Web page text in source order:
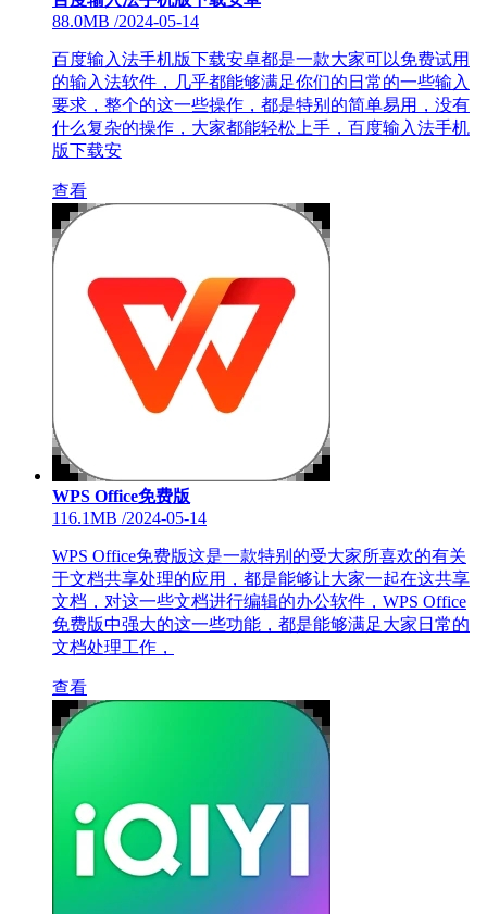
88.0MB /2024-05-14
百度输入法手机版下载安卓都是一款大家可以免费试用
的输入法软件，几乎都能够满足你们的日常的一些输入
要求，整个的这一些操作，都是特别的简单易用，没有
什么复杂的操作，大家都能轻松上手，百度输入法手机
版下载安
查看
WPS Office免费版
116.1MB /2024-05-14
WPS Office免费版这是一款特别的受大家所喜欢的有关
于文档共享处理的应用，都是能够让大家一起在这共享
文档，对这一些文档进行编辑的办公软件，WPS Office
免费版中强大的这一些功能，都是能够满足大家日常的
文档处理工作，
查看